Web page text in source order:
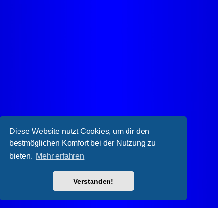
Diese Website nutzt Cookies, um dir den
bestmöglichen Komfort bei der Nutzung zu
bieten. Mehr erfahren
Verstanden!